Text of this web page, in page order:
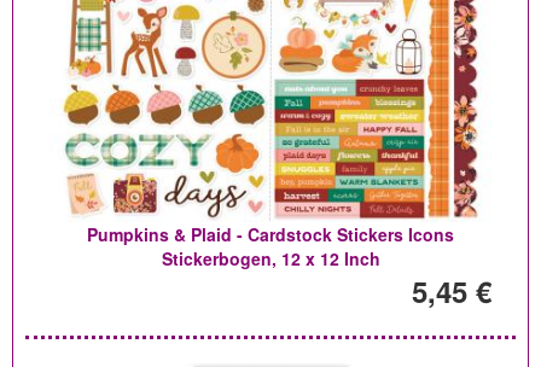
Pumpkins & Plaid - Cardstock Stickers Icons
Stickerbogen, 12 x 12 Inch
5,45 €